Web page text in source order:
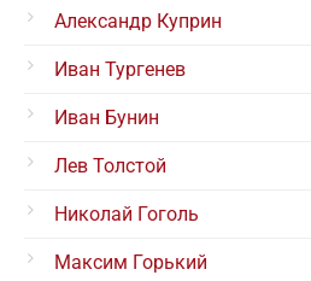
Александр Куприн
Иван Тургенев
Иван Бунин
Лев Толстой
Николай Гоголь
Максим Горький